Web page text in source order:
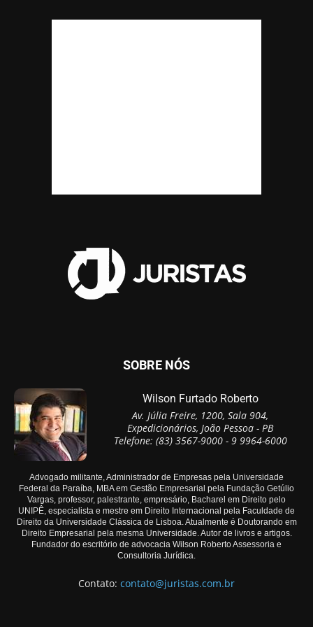
SOBRE NÓS
Wilson Furtado Roberto
Av. Júlia Freire, 1200, Sala 904,
Expedicionários, João Pessoa - PB
Telefone: (83) 3567-9000 - 9 9964-6000
Advogado militante, Administrador de Empresas pela Universidade
Federal da Paraíba, MBA em Gestão Empresarial pela Fundação Getúlio
Vargas, professor, palestrante, empresário, Bacharel em Direito pelo
UNIPÊ, especialista e mestre em Direito Internacional pela Faculdade de
Direito da Universidade Clássica de Lisboa. Atualmente é Doutorando em
Direito Empresarial pela mesma Universidade. Autor de livros e artigos.
Fundador do escritório de advocacia Wilson Roberto Assessoria e
Consultoria Jurídica.
Contato: contato@juristas.com.br